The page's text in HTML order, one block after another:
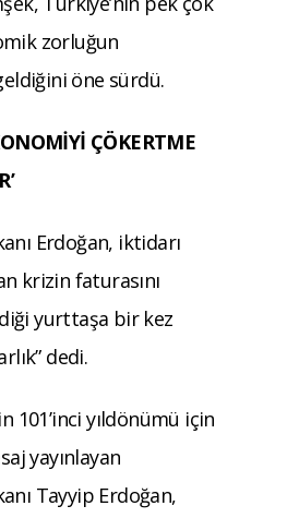
zorluğun
öne sürdü.
ÇÖKERTME
Erdoğan, iktidarı
krizin faturasını
yurttaşa bir kez
dedi.
101’inci yıldönümü için
yayınlayan
Tayyip Erdoğan,